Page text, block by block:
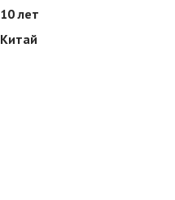
10 лет
Китай